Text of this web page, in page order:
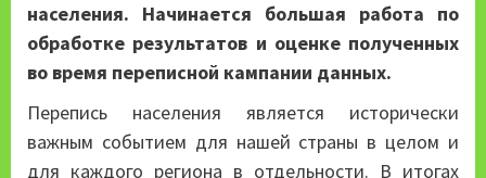
населения. Начинается большая работа по
обработке результатов и оценке полученных
во время переписной кампании данных.
Перепись населения является исторически
важным событием для нашей страны в целом и
для каждого региона в отдельности. В итогах